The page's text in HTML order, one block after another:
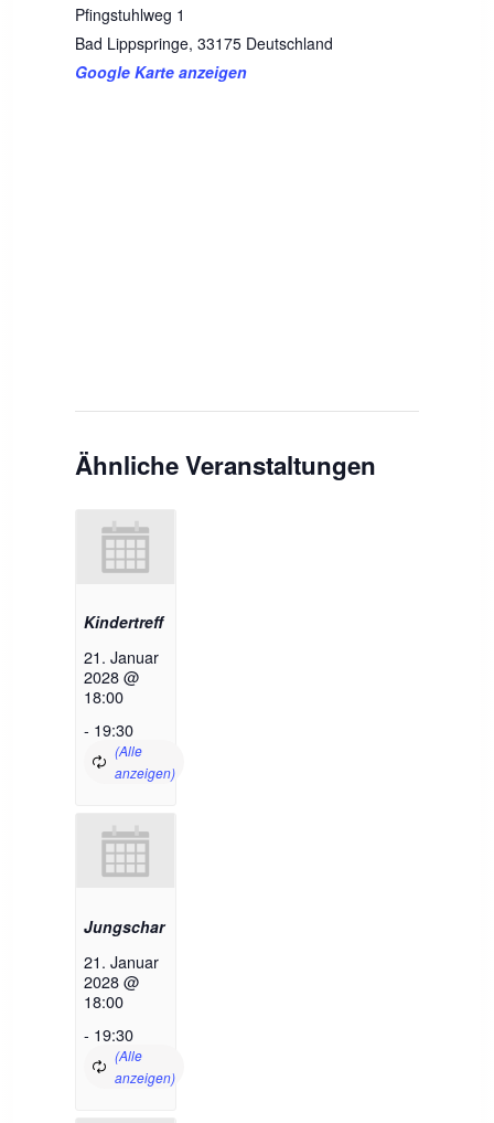
Pfingstuhlweg 1
Bad Lippspringe, 33175 Deutschland
Google Karte anzeigen
Ähnliche Veranstaltungen
Kindertreff
21. Januar
2028 @
18:00
- 19:30
Jungschar
21. Januar
2028 @
18:00
- 19:30